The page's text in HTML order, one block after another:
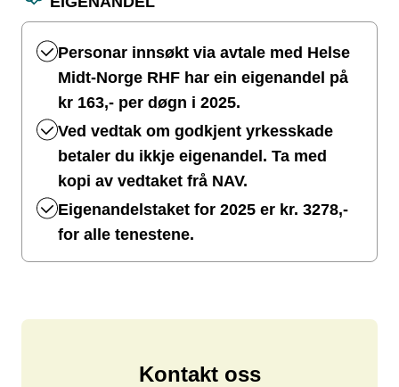
Personar innsøkt via avtale med Helse
Midt-Norge RHF har ein eigenandel på
kr 163,- per døgn i 2025.
Ved vedtak om godkjent yrkesskade
betaler du ikkje eigenandel. Ta med
kopi av vedtaket frå NAV.
Eigenandelstaket for 2025 er kr. 3278,-
for alle tenestene.
Kontakt oss